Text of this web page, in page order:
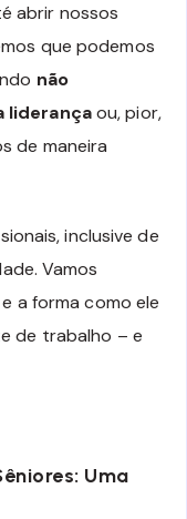
abrir nossos
que podemos
não
liderançaou, pior,
de maneira
inclusive de
Vamos
a forma como ele
de trabalho – e
Uma